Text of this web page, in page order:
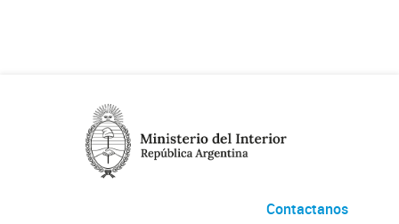
Contactanos